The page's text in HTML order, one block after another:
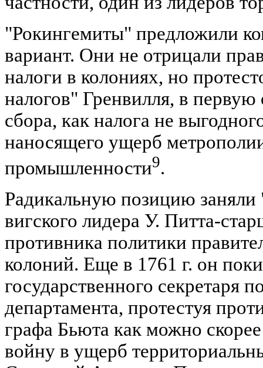
"Рокингемиты" предложили
вариант. Они не отрицали
налоги в колониях, но
налогов" Гренвилля, в первую
сбора, как налога не
наносящего ущерб
промышленности9.
Радикальную позицию
вигского лидера У. Питта-
противника политики
колоний. Еще в 1761 г. он
государственного секретаря
департамента, протестуя
графа Бьюта как можно
войну в ущерб